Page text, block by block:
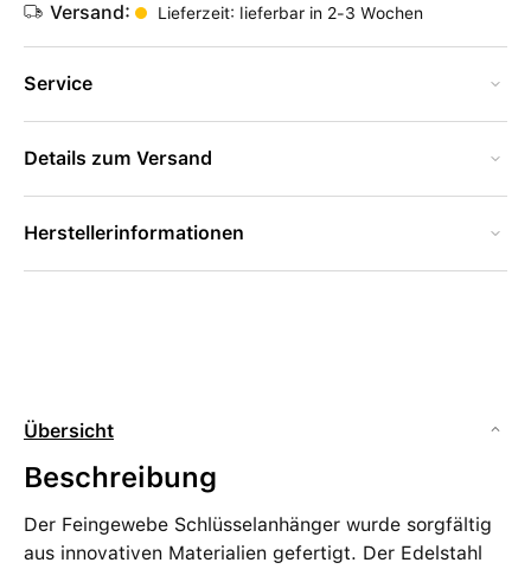
Versand: Lieferzeit: lieferbar in 2-3 Wochen
Service
Details zum Versand
Herstellerinformationen
Übersicht
Beschreibung
Der Feingewebe Schlüsselanhänger wurde sorgfältig
aus innovativen Materialien gefertigt. Der Edelstahl